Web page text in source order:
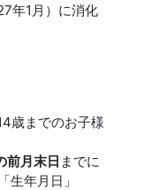
年1月）に消化
歳までのお子様
前月末日 までに
生年月日」